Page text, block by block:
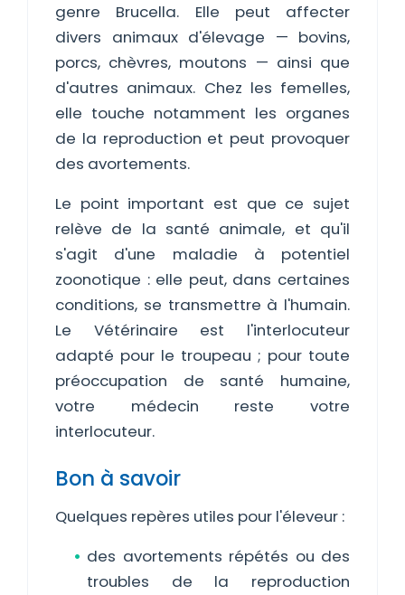
genre Brucella. Elle peut affecter
divers animaux d'élevage — bovins,
porcs, chèvres, moutons — ainsi que
d'autres animaux. Chez les femelles,
elle touche notamment les organes
de la reproduction et peut provoquer
des avortements.
Le point important est que ce sujet
relève de la santé animale, et qu'il
s'agit d'une maladie à potentiel
zoonotique : elle peut, dans certaines
conditions, se transmettre à l'humain.
Le Vétérinaire est l'interlocuteur
adapté pour le troupeau ; pour toute
préoccupation de santé humaine,
votre médecin reste votre
interlocuteur.
Bon à savoir
Quelques repères utiles pour l'éleveur :
des avortements répétés ou des
troubles de la reproduction